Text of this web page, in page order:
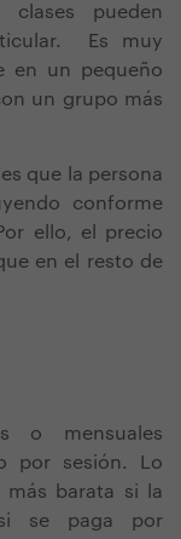
pueden
Es muy
en un pequeño
un grupo más
que la persona
conforme
ello, el precio
en el resto de
o mensuales
por sesión. Lo
más barata si la
se paga por